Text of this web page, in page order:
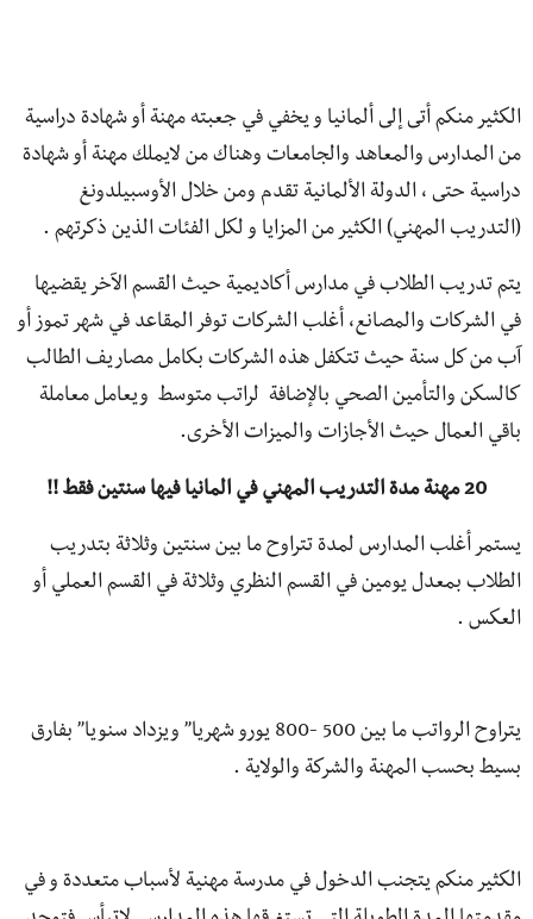
الكثير منكم أتى إلى ألمانيا و يخفي في جعبته مهنة أو شهادة دراسية
من المدارس والمعاهد والجامعات وهناك من لايملك مهنة أو شهادة
دراسية حتى ، الدولة الألمانية تقدم ومن خلال الأوسبيلدونغ
(التدريب المهني) الكثير من المزايا و لكل الفئات الذين ذكرتهم .
يتم تدريب الطلاب في مدارس أكاديمية حيث القسم الآخر يقضيها
في الشركات والمصانع، أغلب الشركات توفر المقاعد في شهر تموز أو
آب من كل سنة حيث تتكفل هذه الشركات بكامل مصاريف الطالب
كالسكن والتأمين الصحي بالإضافة لراتب متوسط ويعامل معاملة
باقي العمال حيث الأجازات والميزات الأخرى.
20 مهنة مدة التدريب المهني في المانيا فيها سنتين فقط !!
يستمر أغلب المدارس لمدة تتراوح ما بين سنتين وثلاثة بتدريب
الطلاب بمعدل يومين في القسم النظري وثلاثة في القسم العملي أو
العكس .
يتراوح الرواتب ما بين 500 -800 يورو شهريا” ويزداد سنويا” بفارق
بسيط بحسب المهنة والشركة والولاية .
الكثير منكم يتجنب الدخول في مدرسة مهنية لأسباب متعددة و في